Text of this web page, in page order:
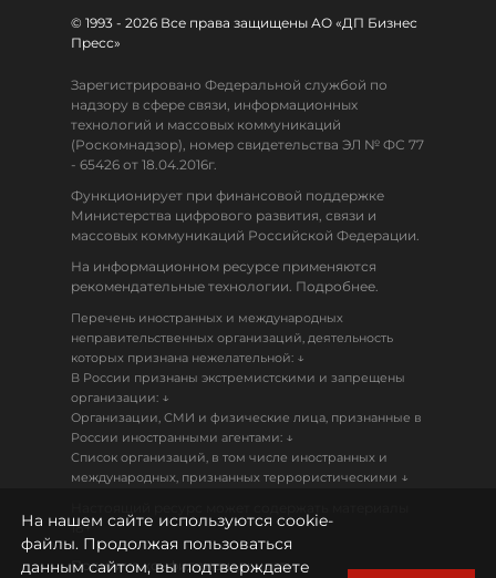
© 1993 - 2026 Все права защищены АО «ДП Бизнес
Пресс»
Зарегистрировано Федеральной службой по
надзору в сфере связи, информационных
технологий и массовых коммуникаций
(Роскомнадзор), номер свидетельства ЭЛ № ФС 77
- 65426 от 18.04.2016г.
Функционирует при финансовой поддержке
Министерства цифрового развития, связи и
массовых коммуникаций Российской Федерации.
На информационном ресурсе применяются
рекомендательные технологии. Подробнее.
Перечень иностранных и международных
неправительственных организаций, деятельность
которых признана нежелательной: ↓
В России признаны экстремистскими и запрещены
организации: ↓
Организации, СМИ и физические лица, признанные в
России иностранными агентами: ↓
Список организаций, в том числе иностранных и
международных, признанных террористическими ↓
18+
Политика конфиденциальности
На нашем сайте используются cookie-
файлы. Продолжая пользоваться
данным сайтом, вы подтверждаете